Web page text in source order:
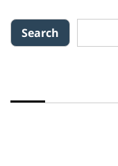
Search